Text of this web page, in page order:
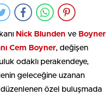
Nick Blunden ve Boyner
Cem Boyner, değişen
odaklı perakendeye,
geleceğine uzanan
düzenlenen özel buluşmada